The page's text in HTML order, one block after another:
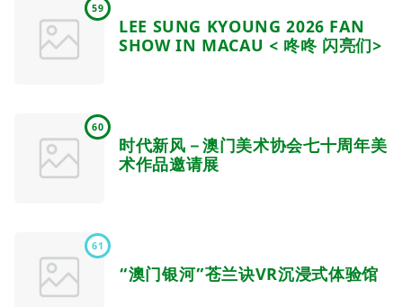
59
LEE SUNG KYOUNG 2026 FAN
SHOW IN MACAU < 咚咚 闪亮们>
60
时代新风－澳门美术协会七十周年美
术作品邀请展
61
“澳门银河”苍兰诀VR沉浸式体验馆